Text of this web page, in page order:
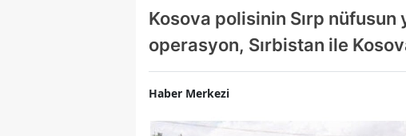
Kosova polisinin Sırp nüfusun
operasyon, Sırbistan ile
Haber Merkezi